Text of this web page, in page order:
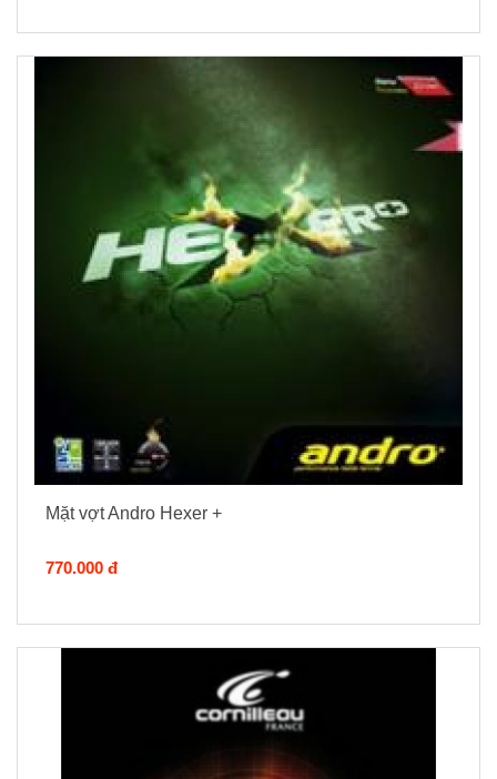
Mặt vợt Andro Hexer +
770.000 đ